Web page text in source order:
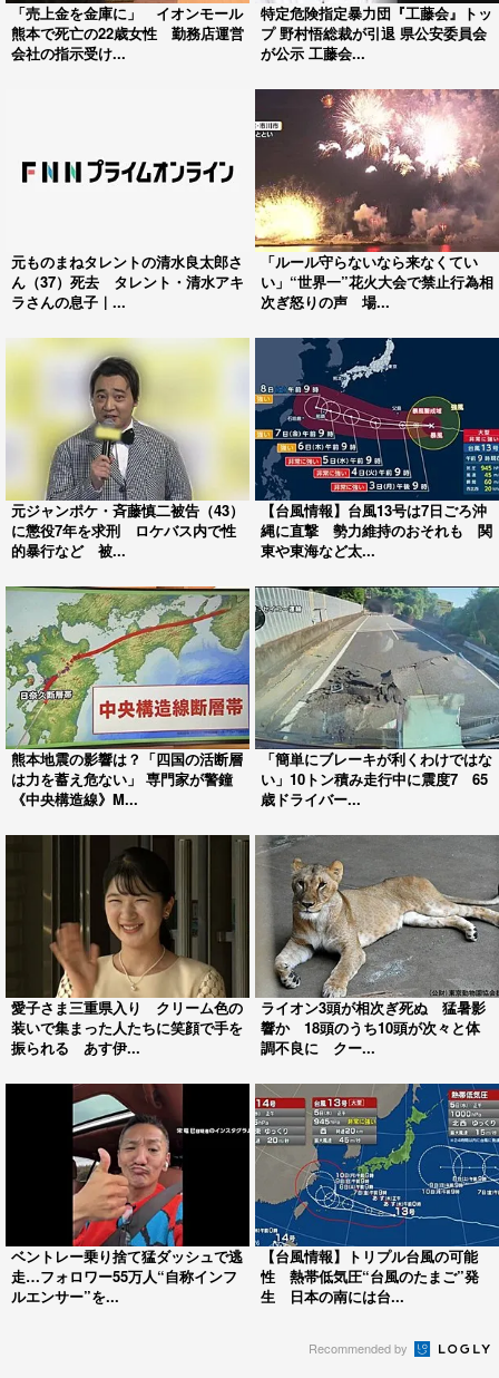
「売上金を金庫に」 イオンモール
熊本で死亡の22歳女性 勤務店運営
会社の指示受け...
特定危険指定暴力団『工藤会』トッ
プ 野村悟総裁が引退 県公安委員会
が公示 工藤会...
元ものまねタレントの清水良太郎さ
ん（37）死去 タレント・清水アキ
ラさんの息子｜...
「ルール守らないなら来なくてい
い」“世界一”花火大会で禁止行為相
次ぎ怒りの声 場...
元ジャンポケ・斉藤慎二被告（43）
に懲役7年を求刑 ロケバス内で性
的暴行など 被...
【台風情報】台風13号は7日ごろ沖
縄に直撃 勢力維持のおそれも 関
東や東海など太...
熊本地震の影響は？「四国の活断層
は力を蓄え危ない」 専門家が警鐘
《中央構造線》M...
「簡単にブレーキが利くわけではな
い」10トン積み走行中に震度7 65
歳ドライバー...
愛子さま三重県入り クリーム色の
装いで集まった人たちに笑顔で手を
振られる あす伊...
ライオン3頭が相次ぎ死ぬ 猛暑影
響か 18頭のうち10頭が次々と体
調不良に クー...
ベントレー乗り捨て猛ダッシュで逃
走…フォロワー55万人“自称インフ
ルエンサー”を...
【台風情報】トリプル台風の可能
性 熱帯低気圧“台風のたまご”発
生 日本の南には台...
Recommended by